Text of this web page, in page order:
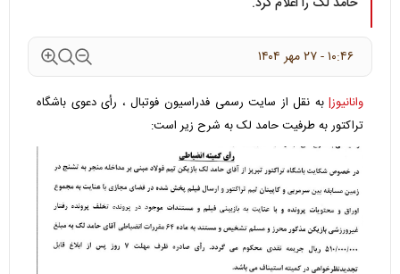
۱۰:۴۶ - ۲۷ مهر ۱۴۰۴
وانانیوز| به نقل از ‌سایت رسمی فدراسیون فوتبال ، رأی دعوی باشگاه
تراکتور به طرفیت حامد لک به شرح زیر است: